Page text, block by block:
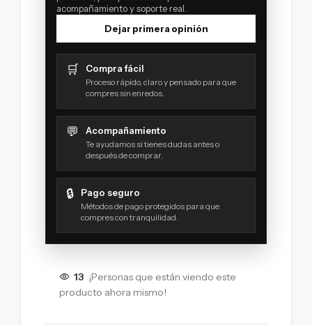
acompañamiento y soporte real.
Dejar primera opinión
🛒 Compra fácil
Proceso rápido, claro y pensado para que
compres sin enredos.
💬 Acompañamiento
Te ayudamos si tienes dudas antes o
después de comprar.
🔒 Pago seguro
Métodos de pago protegidos para que
compres con tranquilidad.
13 ¡Personas que están viendo este
producto ahora mismo!